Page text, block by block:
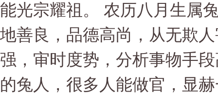
能光宗耀祖。 农历八月生属
地善良，品德高尚，从无欺
强，审时度势，分析事物手
的兔人，很多人能做官，显